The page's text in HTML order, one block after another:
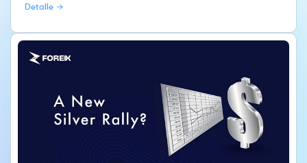
Detalle